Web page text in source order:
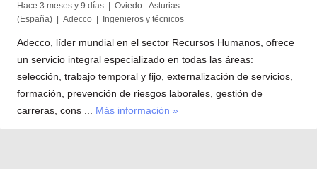
Hace 3 meses y 9 días | Oviedo - Asturias
(España) | Adecco | Ingenieros y técnicos
Adecco, líder mundial en el sector Recursos Humanos, ofrece
un servicio integral especializado en todas las áreas:
selección, trabajo temporal y fijo, externalización de servicios,
formación, prevención de riesgos laborales, gestión de
carreras, cons ... Más información »